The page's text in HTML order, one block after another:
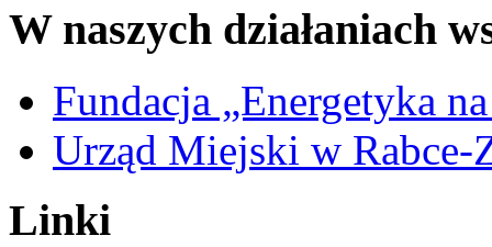
W naszych działaniach
Fundacja „Energetyka
Urząd Miejski w Rabce-
Linki